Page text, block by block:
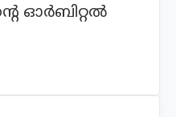
ഓര്‍ബിറ്റല്‍